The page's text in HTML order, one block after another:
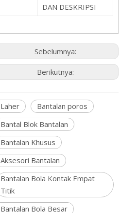
DAN DESKRIPSI
Sebelumnya:
Berikutnya:
Laher
Bantalan poros
Bantal Blok Bantalan
Bantalan Khusus
Aksesori Bantalan
Bantalan Bola Kontak Empat
Titik
Bantalan Bola Besar